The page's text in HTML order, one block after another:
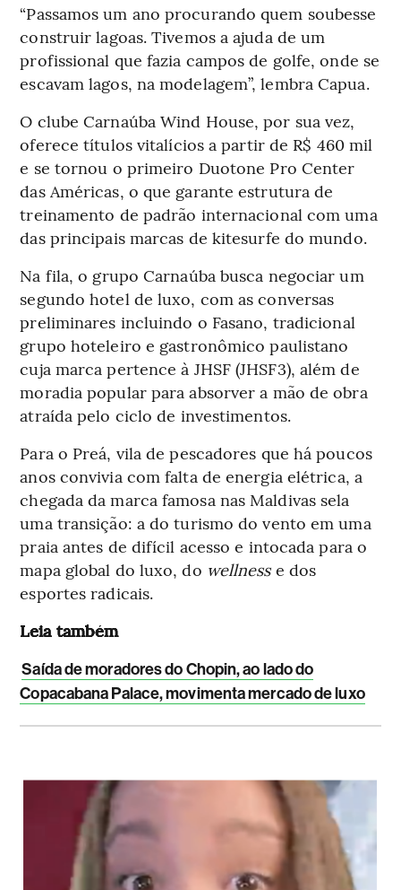
“Passamos um ano procurando quem soubesse
construir lagoas. Tivemos a ajuda de um
profissional que fazia campos de golfe, onde se
escavam lagos, na modelagem”, lembra Capua.
O clube Carnaúba Wind House, por sua vez,
oferece títulos vitalícios a partir de R$ 460 mil
e se tornou o primeiro Duotone Pro Center
das Américas, o que garante estrutura de
treinamento de padrão internacional com uma
das principais marcas de kitesurfe do mundo.
Na fila, o grupo Carnaúba busca negociar um
segundo hotel de luxo, com as conversas
preliminares incluindo o Fasano, tradicional
grupo hoteleiro e gastronômico paulistano
cuja marca pertence à JHSF (JHSF3), além de
moradia popular para absorver a mão de obra
atraída pelo ciclo de investimentos.
Para o Preá, vila de pescadores que há poucos
anos convivia com falta de energia elétrica, a
chegada da marca famosa nas Maldivas sela
uma transição: a do turismo do vento em uma
praia antes de difícil acesso e intocada para o
mapa global do luxo, do wellnesse dos
esportes radicais.
Leia também
Saída de moradores do Chopin, ao lado do
Copacabana Palace, movimenta mercado de luxo